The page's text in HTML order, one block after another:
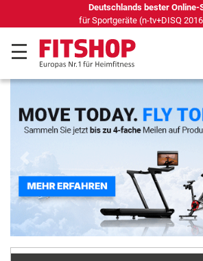
69 Fachmärkte vor Ort mit 75 eigenen
Previous